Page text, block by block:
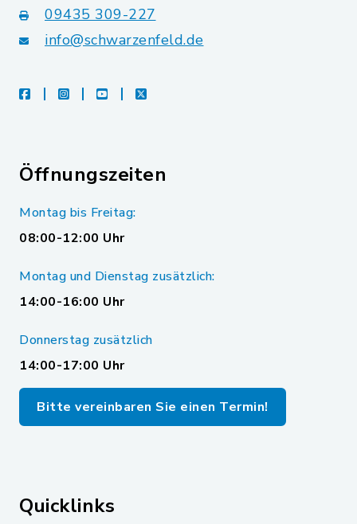
09435 309-227
info@schwarzenfeld.de
facebookinstagramyoutubeX
Öffnungszeiten
Montag bis Freitag:
08:00-12:00 Uhr
Montag und Dienstag zusätzlich:
14:00-16:00 Uhr
Donnerstag zusätzlich
14:00-17:00 Uhr
Bitte vereinbaren Sie einen Termin!
Quicklinks